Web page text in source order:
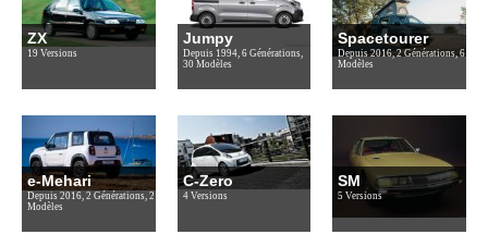
ZX
19 Versions
Jumpy
Depuis 1994, 6 Générations,
30 Modèles
Spacetourer
Depuis 2016, 2 Générations, 6
Modèles
e-Mehari
Depuis 2016, 2 Générations, 2
Modèles
C-Zero
4 Versions
SM
5 Versions